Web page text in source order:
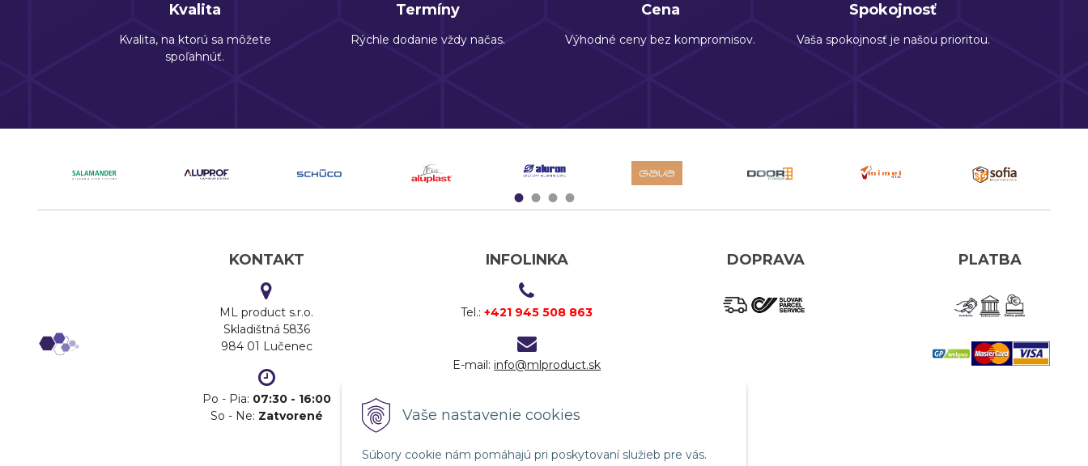
Vaše nastavenie cookies
Súbory cookie nám pomáhajú pri poskytovaní služieb pre vás.
Kvalita
Kvalita, na ktorú sa môžete
spoľahnúť.
Termíny
Rýchle dodanie vždy načas.
Cena
Výhodné ceny bez kompromisov.
Spokojnosť
Vaša spokojnosť je našou prioritou.
1234
KONTAKT
ML product s.r.o.
Skladištná 5836
984 01 Lučenec
Po - Pia: 07:30 - 16:00
So - Ne: Zatvorené
INFOLINKA
Tel.:+421 945 508 863
E-mail: info@mlproduct.sk
DOPRAVA PLATBA